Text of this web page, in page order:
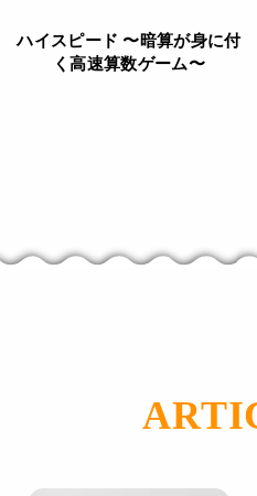
ハイスピード 〜暗算が身に付
く高速算数ゲーム〜